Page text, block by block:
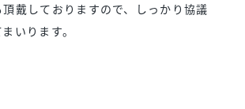
戴しておりますので、しっかり協議
いります。